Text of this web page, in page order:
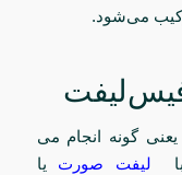
می‌شود.
گونه انجام می
لیفت صورت یا